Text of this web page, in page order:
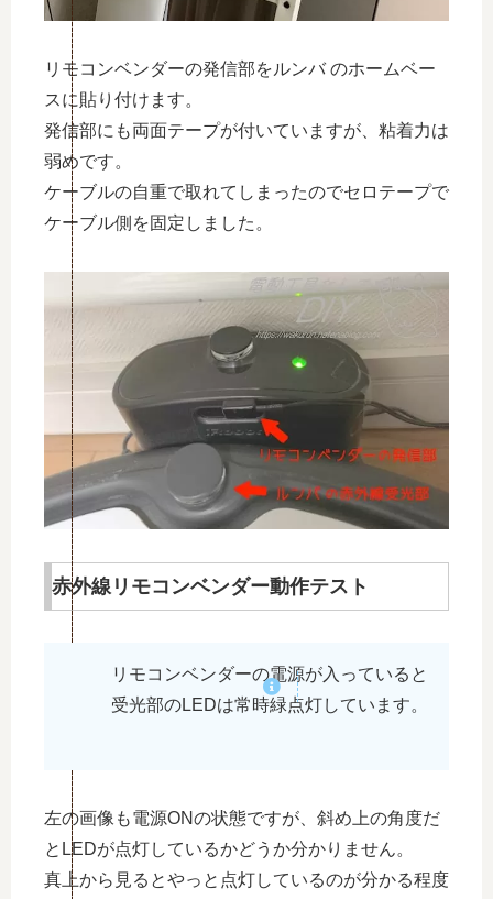
リモコンベンダーの発信部をルンバ のホームベー
スに貼り付けます。
発信部にも両面テープが付いていますが、粘着力は
弱めです。
ケーブルの自重で取れてしまったのでセロテープで
ケーブル側を固定しました。
赤外線リモコンベンダー動作テスト
リモコンベンダーの電源が入っていると
受光部のLEDは常時緑点灯しています。
左の画像も電源ONの状態ですが、斜め上の角度だ
とLEDが点灯しているかどうか分かりません。
真上から見るとやっと点灯しているのが分かる程度